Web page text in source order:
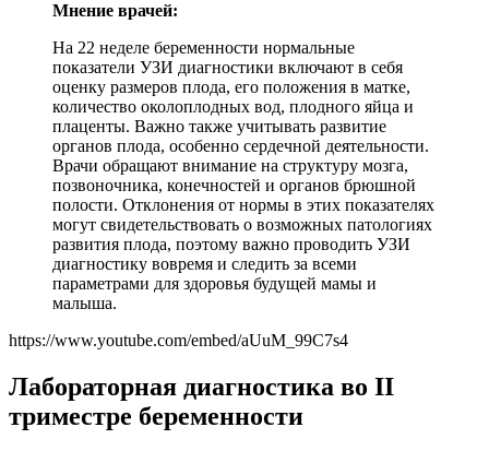
Мнение врачей:
На 22 неделе беременности нормальные
показатели УЗИ диагностики включают в себя
оценку размеров плода, его положения в матке,
количество околоплодных вод, плодного яйца и
плаценты. Важно также учитывать развитие
органов плода, особенно сердечной деятельности.
Врачи обращают внимание на структуру мозга,
позвоночника, конечностей и органов брюшной
полости. Отклонения от нормы в этих показателях
могут свидетельствовать о возможных патологиях
развития плода, поэтому важно проводить УЗИ
диагностику вовремя и следить за всеми
параметрами для здоровья будущей мамы и
малыша.
https://www.youtube.com/embed/aUuM_99C7s4
Лабораторная диагностика во II
триместре беременности